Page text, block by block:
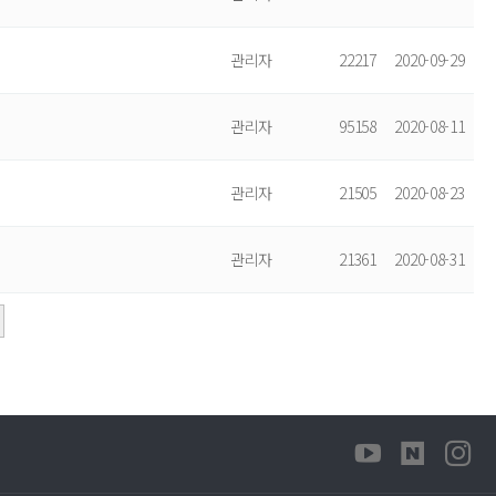
관리자 22217 2020-09-29
관리자 95158 2020-08-11
관리자 21505 2020-08-23
관리자 21361 2020-08-31